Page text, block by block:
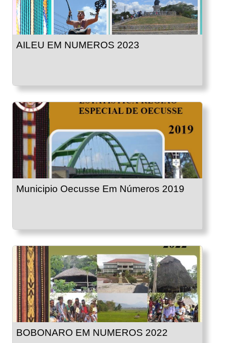
AILEU EM NUMEROS 2023
Municipio Oecusse Em Números 2019
BOBONARO EM NUMEROS 2022